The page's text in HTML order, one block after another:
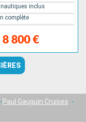
8 800 €
nautiques inclus
complète
Paul Gauguin Cruises